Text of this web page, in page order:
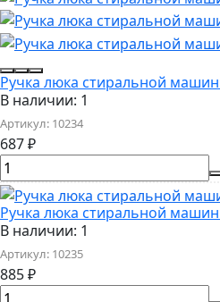
Ручка люка стиральной
В наличии: 1
Артикул: 10234
687₽
Ручка люка стиральной
В наличии: 1
Артикул: 10235
885₽